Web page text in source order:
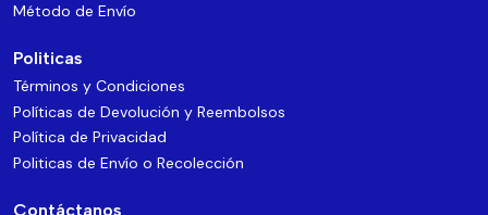
Método de Envío
Politicas
Términos y Condiciones
Políticas de Devolución y Reembolsos
Política de Privacidad
Politicas de Envío o Recolección
Contáctanos